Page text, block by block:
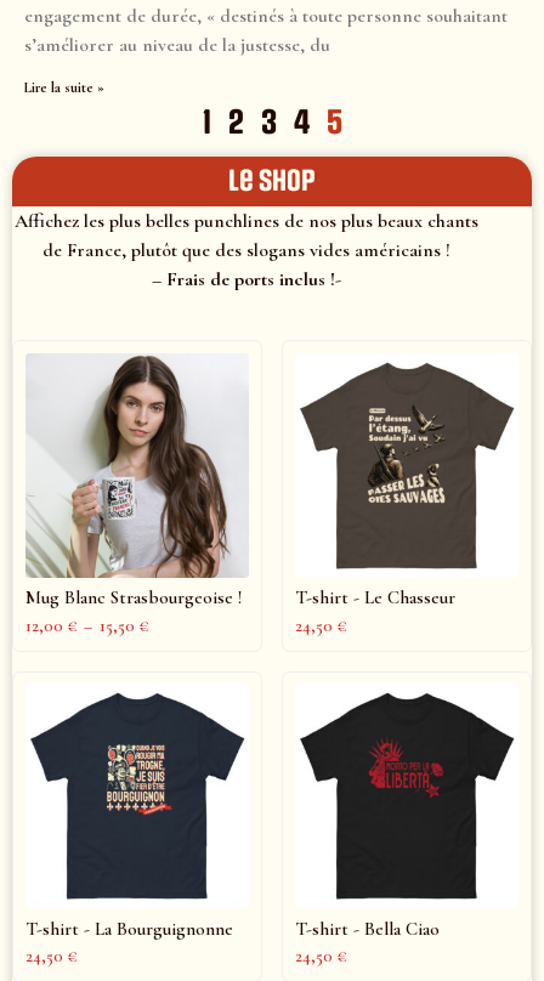
engagement de durée, « destinés à toute personne souhaitant
s’améliorer au niveau de la justesse, du
Lire la suite »
1 2 3 4 5
le shop
Affichez les plus belles punchlines de nos plus beaux chants
de France, plutôt que des slogans vides américains !
– Frais de ports inclus !-
Mug Blanc Strasbourgeoise !
12,00 € – 15,50 €
T-shirt - Le Chasseur
24,50 €
T-shirt - La Bourguignonne
24,50 €
T-shirt - Bella Ciao
24,50 €